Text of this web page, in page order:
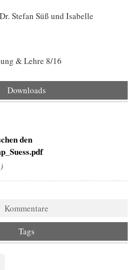
Stefan Süß und Isabelle
& Lehre 8/16
Downloads
den
Kommentare
Tags